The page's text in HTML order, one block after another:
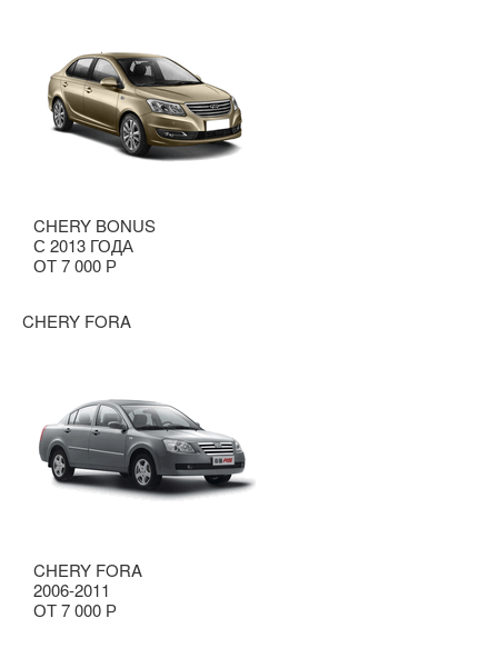
CHERY BONUS
С 2013 ГОДА
ОТ 7 000 Р
CHERY FORA
CHERY FORA
2006-2011
ОТ 7 000 Р